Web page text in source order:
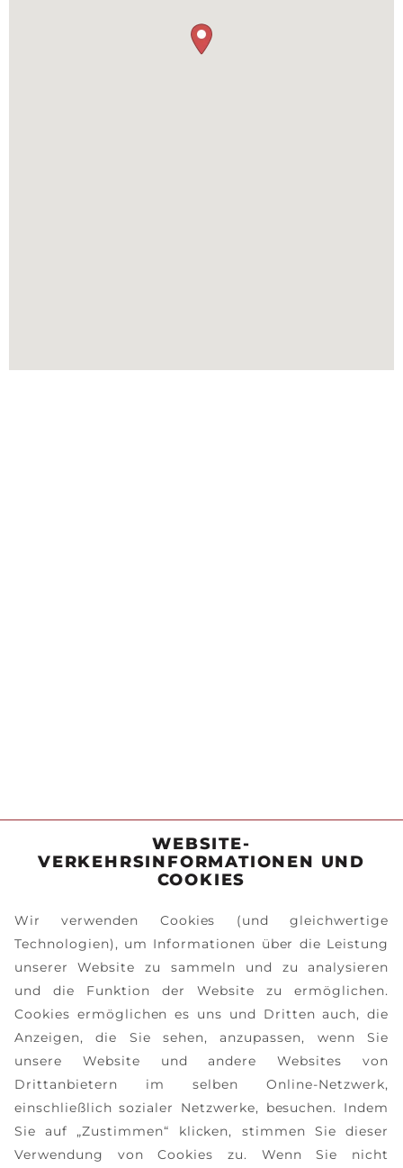
WEBSITE-
VERKEHRSINFORMATIONEN UND
COOKIES
Wir verwenden Cookies (und gleichwertige
Technologien), um Informationen über die Leistung
unserer Website zu sammeln und zu analysieren
und die Funktion der Website zu ermöglichen.
Cookies ermöglichen es uns und Dritten auch, die
Anzeigen, die Sie sehen, anzupassen, wenn Sie
unsere Website und andere Websites von
Drittanbietern im selben Online-Netzwerk,
einschließlich sozialer Netzwerke, besuchen. Indem
Sie auf „Zustimmen“ klicken, stimmen Sie dieser
Verwendung von Cookies zu. Wenn Sie nicht